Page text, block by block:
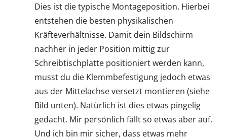
Dies ist die typische Montageposition. Hierbei
entstehen die besten physikalischen
Kräfteverhältnisse. Damit dein Bildschirm
nachher in jeder Position mittig zur
Schreibtischplatte positioniert werden kann,
musst du die Klemmbefestigung jedoch etwas
aus der Mittelachse versetzt montieren (siehe
Bild unten). Natürlich ist dies etwas pingelig
gedacht. Mir persönlich fällt so etwas aber auf.
Und ich bin mir sicher, dass etwas mehr